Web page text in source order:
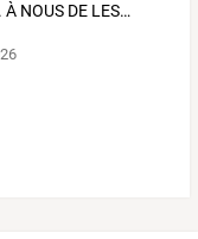
À NOUS DE LES…